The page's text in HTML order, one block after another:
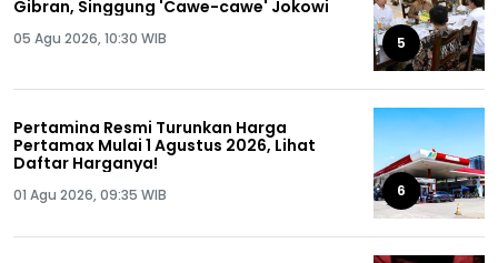
Gibran, Singgung 'Cawe-cawe' Jokowi
05 Agu 2026, 10:30 WIB 5
Pertamina Resmi Turunkan Harga
Pertamax Mulai 1 Agustus 2026, Lihat
Daftar Harganya!
01 Agu 2026, 09:35 WIB 6